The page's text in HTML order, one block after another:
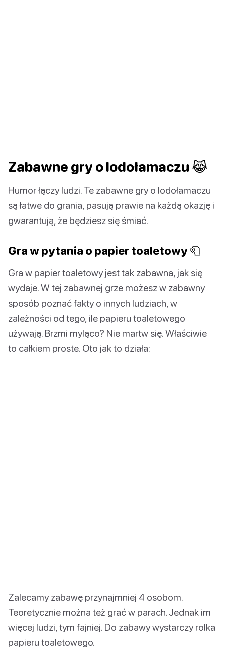
Zabawne gry o lodołamaczu 😹
Humor łączy ludzi. Te zabawne gry o lodołamaczu
są łatwe do grania, pasują prawie na każdą okazję i
gwarantują, że będziesz się śmiać.
Gra w pytania o papier toaletowy 🧻
Gra w papier toaletowy jest tak zabawna, jak się
wydaje. W tej zabawnej grze możesz w zabawny
sposób poznać fakty o innych ludziach, w
zależności od tego, ile papieru toaletowego
używają. Brzmi myląco? Nie martw się. Właściwie
to całkiem proste. Oto jak to działa:
Zalecamy zabawę przynajmniej 4 osobom.
Teoretycznie można też grać w parach. Jednak im
więcej ludzi, tym fajniej. Do zabawy wystarczy rolka
papieru toaletowego.